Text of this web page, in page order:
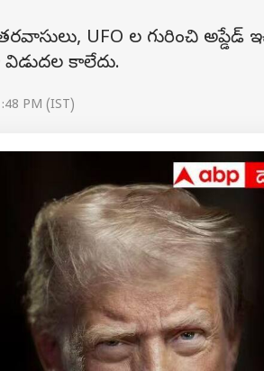
UFO ల గురించి అప్డేడ్
కాలేదు.
PM (IST)